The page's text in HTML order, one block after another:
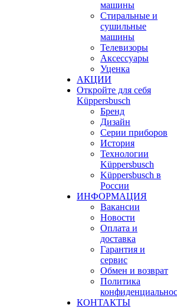
машины
Стиральные и
сушильные
машины
Телевизоры
Аксессуары
Уценка
АКЦИИ
Откройте для себя
Küppersbusch
Бренд
Дизайн
Серии приборов
История
Технологии
Küppersbusch
Küppersbusch в
России
ИНФОРМАЦИЯ
Вакансии
Новости
Оплата и
доставка
Гарантия и
сервис
Обмен и возврат
Политика
КОНТАКТЫ